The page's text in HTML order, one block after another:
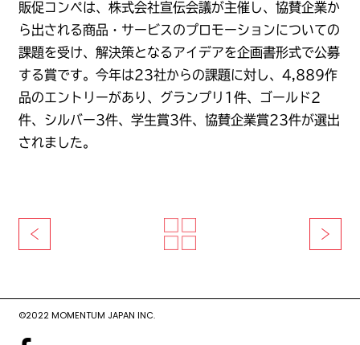
販促コンペは、株式会社宣伝会議が主催し、協賛企業か
ら出される商品・サービスのプロモーションについての
課題を受け、解決策となるアイデアを企画書形式で公募
する賞です。今年は23社からの課題に対し、4,889作
品のエントリーがあり、グランプリ1件、ゴールド2
件、シルバー3件、学生賞3件、協賛企業賞23件が選出
されました。
©2022 MOMENTUM JAPAN INC.